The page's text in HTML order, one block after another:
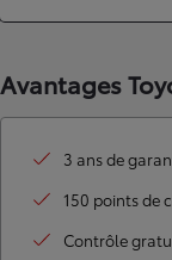
Avantages
3 ans de
150 points de
Contrôle